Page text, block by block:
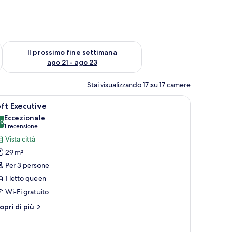
ago 14 - ago 16
Il prossimo fine settimana
ago 21 - ago 23
Verifica la disponibilità per il prossimo fine settimana, ago 21
Stai visualizzando 17 su 17 camere
grande letto, una scrivania con stampante e vista sulla città.
Una cucina moderna con zona pranzo,
5 Executive
su 10
Eccezionale
1 recensione
(1
recensione)
Vista città
29 m²
Per 3 persone
1 letto queen
Wi-Fi gratuito
di più